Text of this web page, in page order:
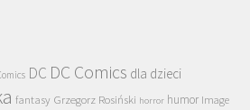
DC DC Comics dla dzieci
fantasy Grzegorz Rosiński horror humor Image